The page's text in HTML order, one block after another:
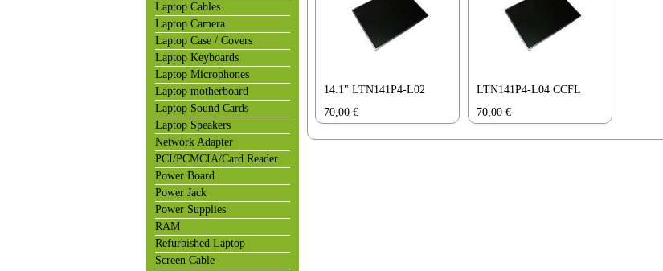
Laptop Cables
Laptop Camera
Laptop Case / Covers
Laptop Keyboards
Laptop Microphones
Laptop motherboard
Laptop Sound Cards
Laptop Speakers
Network Adapter
PCI/PCMCIA/Card Reader
Power Board
Power Jack
Power Supplies
RAM
Refurbished Laptop
Screen Cable
14.1" LTN141P4-L02
70,00 €
LTN141P4-L04 CCFL
70,00 €